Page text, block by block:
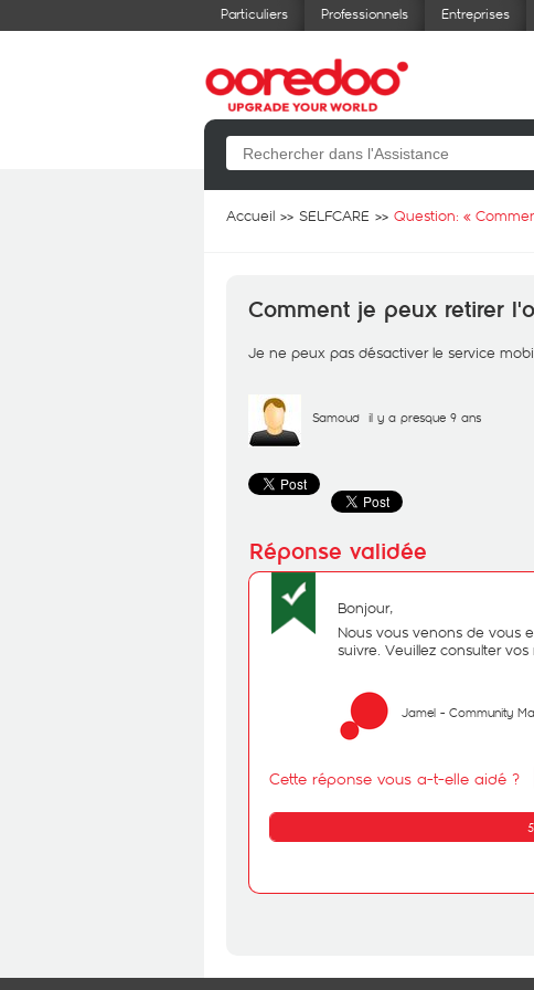
Particuliers Professionnels Entreprises
Accueil SELFCARE Question: «
Comment je peux retirer
Je ne peux pas désactiver le service
Samoud il y a presque 9 ans
Bonjour,
Nous vous venons de vous
suivre. Veuillez consulter
Jamel - Community
Cette réponse vous a-t-elle aidé ?